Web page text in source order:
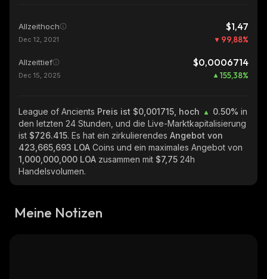
Allzeithoch $1,47
Dec 12, 2021 99,88%
Allzeittief $0,0006714
Dec 15, 2025 155,38%
League of Ancients Preis ist $0,001715, hoch 0.50% in
den letzten 24 Stunden, und die Live-Marktkapitalisierung
ist $726.415. Es hat ein zirkulierendes Angebot von
423,665,693 LOA Coins und ein maximales Angebot von
1,000,000,000 LOA zusammen mit $7,75 24h
Handelsvolumen.
Meine Notizen